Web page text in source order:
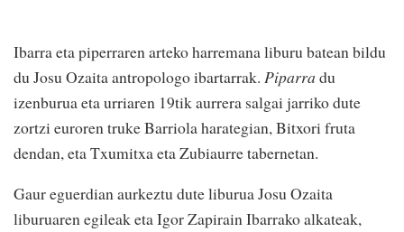
Ibarra eta piperraren arteko harremana liburu batean bildu
du Josu Ozaita antropologo ibartarrak. Piparra du
izenburua eta urriaren 19tik aurrera salgai jarriko dute
zortzi euroren truke Barriola harategian, Bitxori fruta
dendan, eta Txumitxa eta Zubiaurre tabernetan.
Gaur eguerdian aurkeztu dute liburua Josu Ozaita
liburuaren egileak eta Igor Zapirain Ibarrako alkateak,